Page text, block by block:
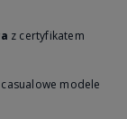
z certyfikatem
modele